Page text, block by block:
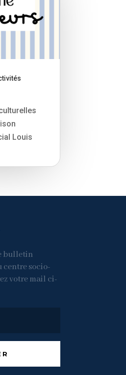
Louis
bulletin
centre socio-
votre mail ci-